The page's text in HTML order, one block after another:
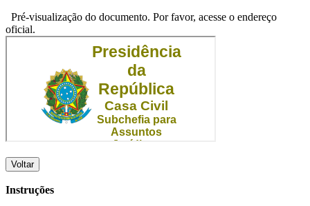
Pré-visualização do documento. Por favor, acesse o endereço
oficial.
Voltar
Instruções